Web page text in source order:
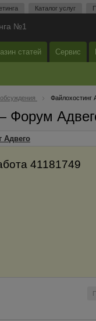
Каталог услуг
№1
статей Сервис
Файлохостинг
Форум
Адвего
41181749